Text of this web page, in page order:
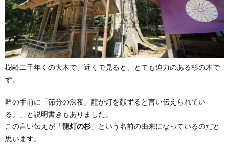
樹齢二千年くの大木で、近くで見ると、とても迫力のある杉の木で
す。
幹の手前に「節分の深夜、龍が灯を献ずると言い伝えられてい
る。」と説明書きもありました。
この言い伝えが「 龍灯の杉 」という名前の由来になっているのだと
思います。